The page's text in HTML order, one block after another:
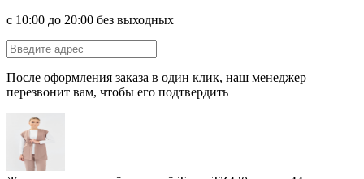
с 10:00 до 20:00 без выходных
После оформления заказа в один клик, наш менеджер
перезвонит вам, чтобы его подтвердить